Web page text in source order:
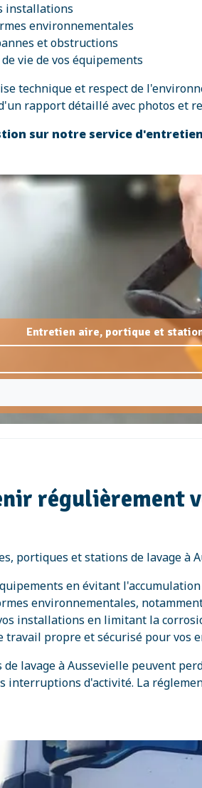
installations
environnementales
et obstructions
vie de vos équipements
technique et respect de
rapport détaillé avec photos et
sur notre service
Entretien aire, portique et
régulièrement
portiques et stations de lavage à
en évitant
environnementales,
installations en limitant la
propre et sécurisé pour vos
lavage à Aussevielle peuvent
interruptions d'activité. La